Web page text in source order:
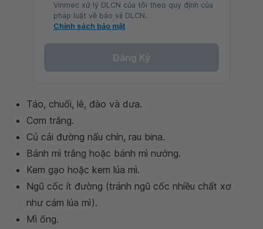
Vinmec xử lý DLCN của tôi theo quy định của
pháp luật về bảo vệ DLCN.
Chính sách bảo mật
Đăng Ký
Táo, chuối, lê, đào và dưa.
Cơm trắng.
Củ cải đường nấu chín, rau bina.
Bánh mì trắng hoặc bánh mì nướng.
Kem gạo hoặc kem lúa mì.
Ngũ cốc ít đường (tránh ngũ cốc nhiều chất xơ
như cám lúa mì).
Mì ống.